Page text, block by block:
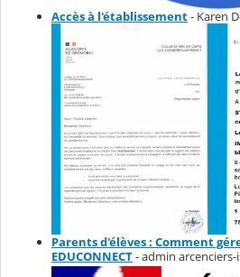
Accès à l'établissement- Karen
Parents d'élèves : Comment
EDUCONNECT- admin arcenciers-